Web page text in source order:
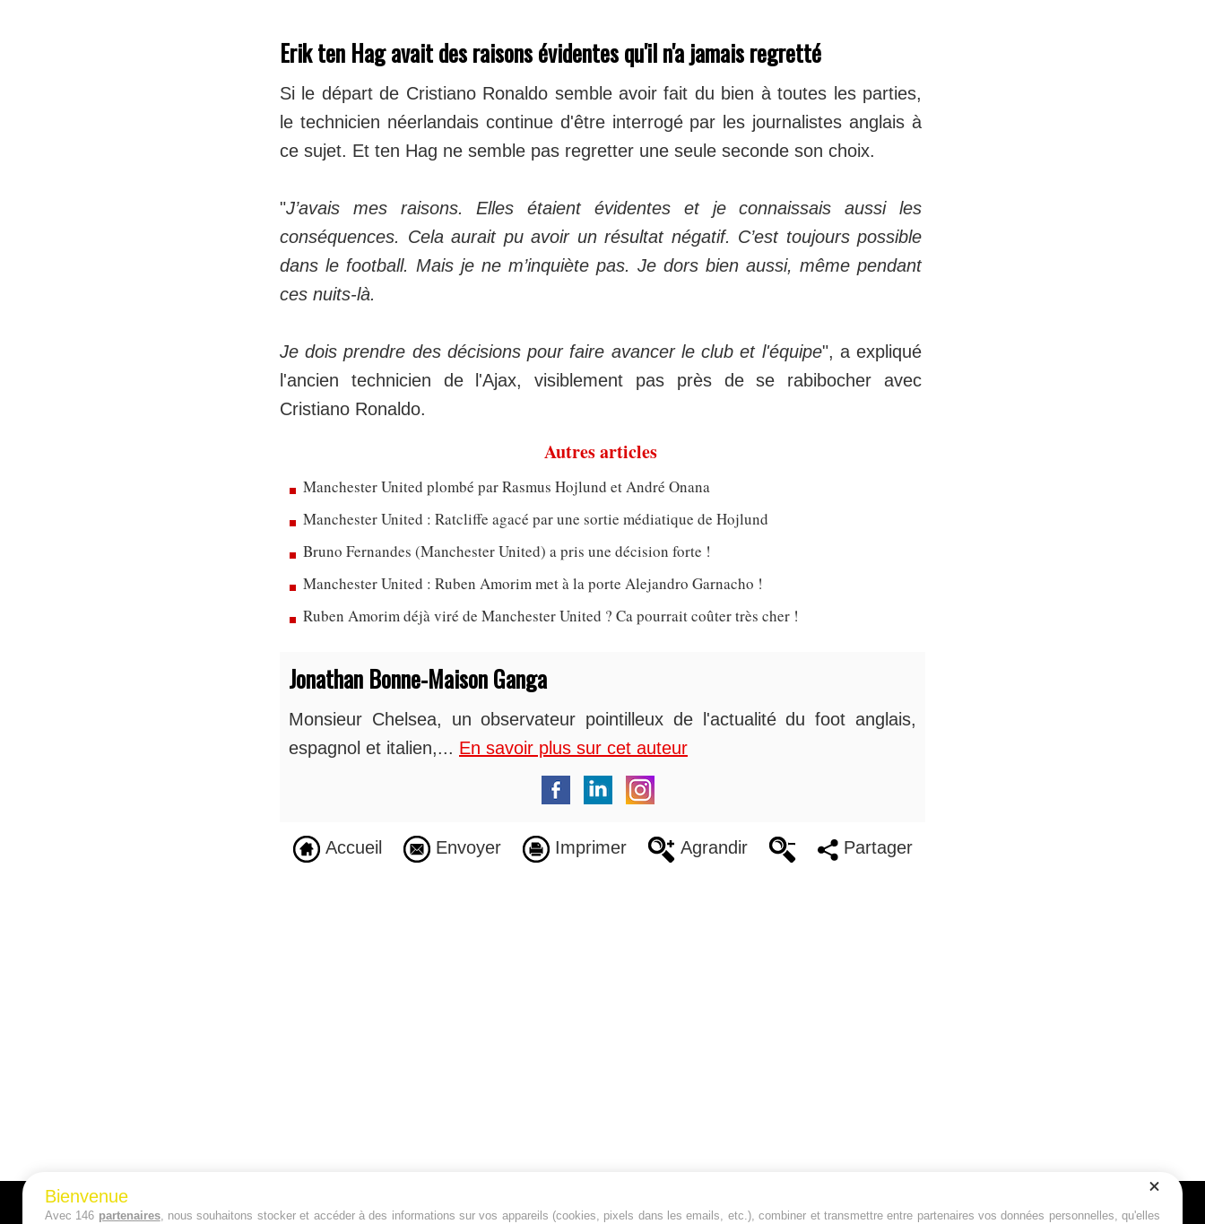
Erik ten Hag avait des raisons évidentes qu'il n'a jamais regretté
Si le départ de Cristiano Ronaldo semble avoir fait du bien à toutes les parties,
le technicien néerlandais continue d'être interrogé par les journalistes anglais à
ce sujet. Et ten Hag ne semble pas regretter une seule seconde son choix.
"J’avais mes raisons. Elles étaient évidentes et je connaissais aussi les
conséquences. Cela aurait pu avoir un résultat négatif. C’est toujours possible
dans le football. Mais je ne m’inquiète pas. Je dors bien aussi, même pendant
ces nuits-là.
Je dois prendre des décisions pour faire avancer le club et l'équipe", a expliqué
l'ancien technicien de l'Ajax, visiblement pas près de se rabibocher avec
Cristiano Ronaldo.
Autres articles
Manchester United plombé par Rasmus Hojlund et André Onana
Manchester United : Ratcliffe agacé par une sortie médiatique de Hojlund
Bruno Fernandes (Manchester United) a pris une décision forte !
Manchester United : Ruben Amorim met à la porte Alejandro Garnacho !
Ruben Amorim déjà viré de Manchester United ? Ca pourrait coûter très cher !
Jonathan Bonne-Maison Ganga
Monsieur Chelsea, un observateur pointilleux de l'actualité du foot anglais,
espagnol et italien,... En savoir plus sur cet auteur
Accueil Envoyer Imprimer Agrandir Partager
Bienvenue
Avec 146 partenaires, nous souhaitons stocker et accéder à des informations sur vos appareils (cookies, pixels dans les emails, etc.), combiner et transmettre entre partenaires vos données personnelles, qu'elles